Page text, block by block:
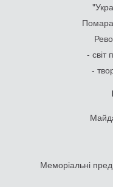
- світ
-
Меморіальні